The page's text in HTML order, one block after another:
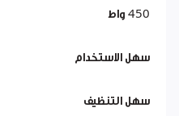
450 واط
سهل الاستخدام
سهل التنظيف